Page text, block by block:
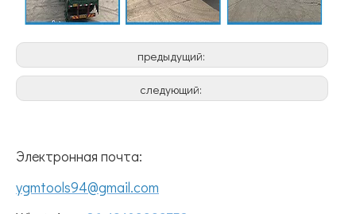
предыдущий:
следующий:
Электронная почта:
ygmtools94@gmail.com